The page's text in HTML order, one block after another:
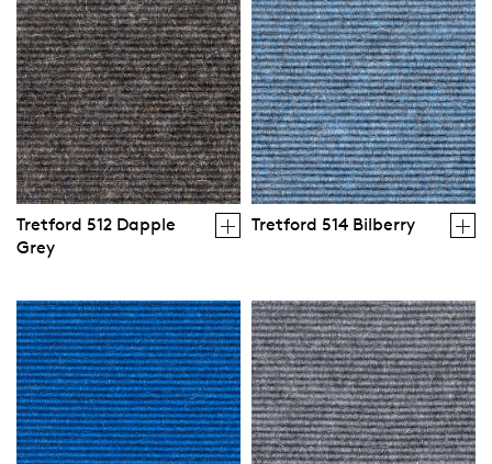
Tretford 512 Dapple
Grey
Tretford 514 Bilberry